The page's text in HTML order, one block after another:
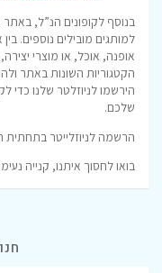
בנוסף לקופונים הנ”ל, באתר
למותגים מובילים נוספים.
אופנה, אוכל, או מוצרי
הקטגוריות השונות באתר
הירשמו לניוזלטר שלנו כדי
שלכם.
הרשמה לניוזלייטר בתחתית
בואו לחסוך איתנו, קנייה